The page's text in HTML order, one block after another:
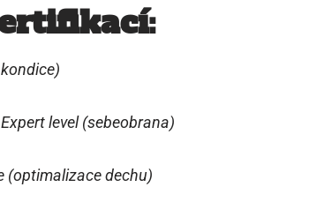
level (sebeobrana)
(optimalizace dechu)